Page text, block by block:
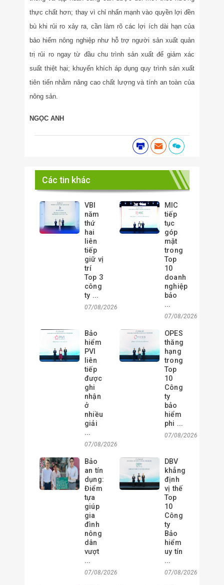
thực chất hơn; thay vì chỉ nhấn mạnh vào quyền lợi đền
bù khi rủi ro xảy ra, cần làm rõ các lợi ích dài hạn của
bảo hiểm nông nghiệp như hỗ trợ người sản xuất quản
trị rủi ro ngay từ đầu chu trình sản xuất để giảm xác
suất thiệt hại; khuyến khích áp dụng quy trình sản xuất
tiên tiến nhằm nâng cao chất lượng và tính an toàn của
nông sản.
NGỌC ANH
Các tin khác
VBI
năm
thứ
hai
liên
tiếp
giữ vị
trí
Top 3
công
ty ...
07/08/2026
MIC
tiếp
tục
góp
mặt
trong
Top
10
doanh
nghiệp
bảo
...
07/08/2026
Bảo
hiểm
PVI
liên
tiếp
được
ghi
nhận
ở
nhiều
giải
...
07/08/2026
OPES
thăng
hạng
trong
Top
10
Công
ty
bảo
hiểm
phi ...
07/08/2026
Bảo
an tín
dụng:
Điểm
tựa
giúp
gia
đình
nông
dân
vượt
...
07/08/2026
DBV
khẳng
định
vị thế
Top
10
Công
ty
Bảo
hiểm
uy tín
...
07/08/2026